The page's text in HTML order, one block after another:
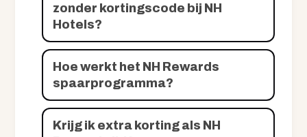
zonder kortingscode bij NH
Hotels?
Hoe werkt het NH Rewards
spaarprogramma?
Krijg ik extra korting als NH